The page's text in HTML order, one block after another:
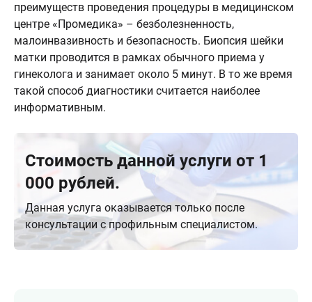
преимуществ проведения процедуры в медицинском
центре «Промедика» – безболезненность,
малоинвазивность и безопасность. Биопсия шейки
матки проводится в рамках обычного приема у
гинеколога и занимает около 5 минут. В то же время
такой способ диагностики считается наиболее
информативным.
Стоимость данной услуги от 1
000 рублей.
Данная услуга оказывается только после
консультации с профильным специалистом.